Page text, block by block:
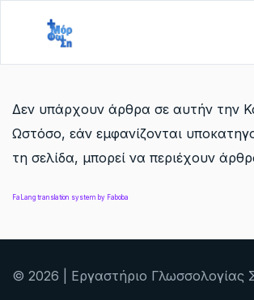
Δεν υπάρχουν άρθρα σε αυτήν την
Ωστόσο, εάν εμφανίζονται
τη σελίδα, μπορεί να περιέχουν
FaLang translation system by Faboba
© 2026 | Εργαστήριο